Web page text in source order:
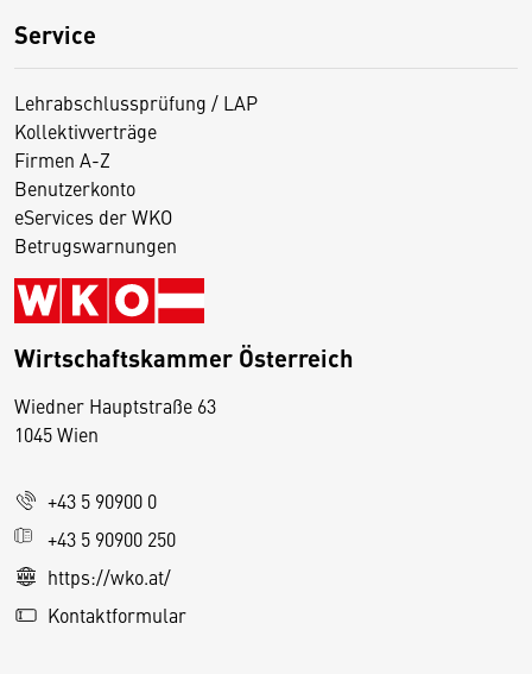
Service
Lehrabschlussprüfung / LAP
Kollektivverträge
Firmen A-Z
Benutzerkonto
eServices der WKO
Betrugswarnungen
Wirtschaftskammer Österreich
Wiedner Hauptstraße 63
1045 Wien
+43 5 90900 0
+43 5 90900 250
https://wko.at/
Kontaktformular
D
s
e
S
e